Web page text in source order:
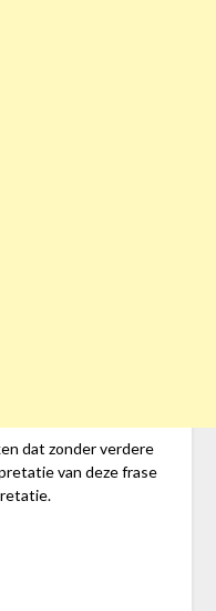
dat zonder verdere
van deze frase